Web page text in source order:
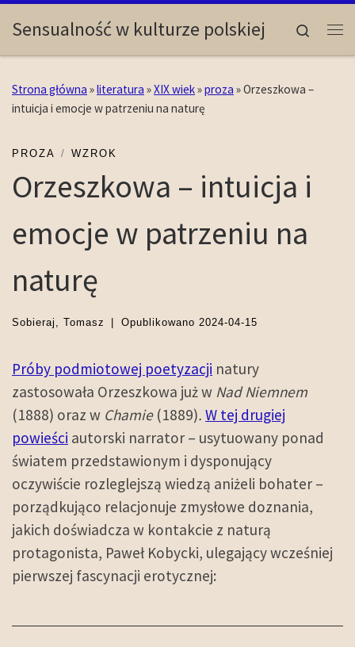
Skip to content
Sensualność w kulturze polskiej
Search
Strona główna »literatura »XIX wiek»proza »Orzeszkowa –
intuicja i emocje w patrzeniu na naturę
PROZA WZROK
Orzeszkowa – intuicja i
emocje w patrzeniu na
naturę
Sobieraj, Tomasz Opublikowano 2024-04-15
Próby podmiotowej poetyzacji natury
zastosowała Orzeszkowa już w Nad Niemnem
(1888) oraz w Chamie (1889). W tej drugiej
powieści autorski narrator – usytuowany ponad
światem przedstawionym i dysponujący
oczywiście rozleglejszą wiedzą aniżeli bohater –
porządkująco relacjonuje zmysłowe doznania,
jakich doświadcza w kontakcie z naturą
protagonista, Paweł Kobycki, ulegający wcześniej
pierwszej fascynacji erotycznej: